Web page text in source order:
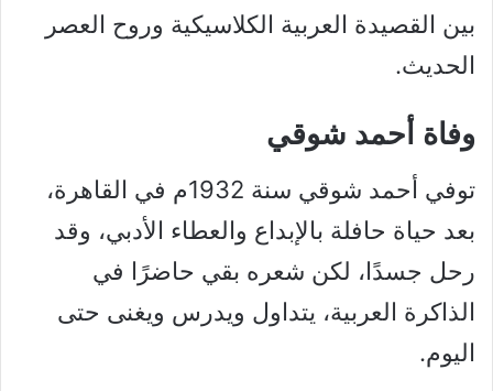
بين القصيدة العربية الكلاسيكية وروح العصر
الحديث.
وفاة أحمد شوقي
توفي أحمد شوقي سنة 1932م في القاهرة،
بعد حياة حافلة بالإبداع والعطاء الأدبي، وقد
رحل جسدًا، لكن شعره بقي حاضرًا في
الذاكرة العربية، يتداول ويدرس ويغنى حتى
اليوم.